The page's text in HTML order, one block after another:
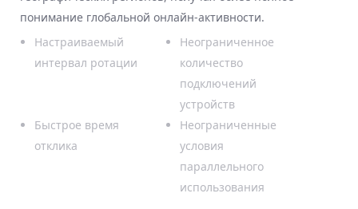
понимание глобальной онлайн-активности.
Настраиваемый
интервал ротации
Неограниченное
количество
подключений
устройств
Быстрое время
отклика
Неограниченные
условия
параллельного
использования